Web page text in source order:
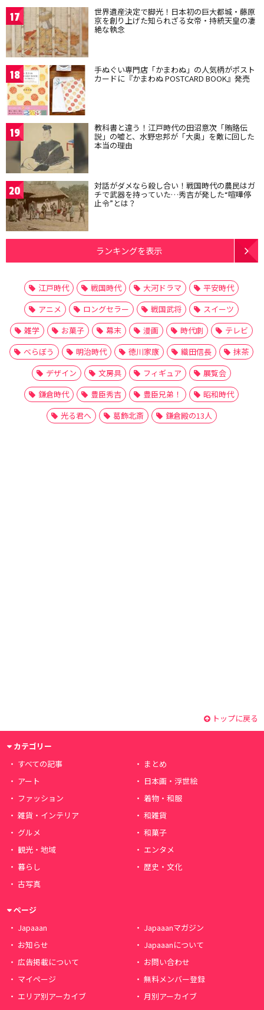
17 世界遺産決定で脚光！日本初の巨大都城・藤原
京を創り上げた知られざる女帝・持統天皇の凄
絶な執念
18 手ぬぐい専門店「かまわぬ」の人気柄がポスト
カードに『かまわぬ POSTCARD BOOK』発売
19 教科書と違う！江戸時代の田沼意次「賄賂伝
説」の嘘と、水野忠邦が「大奥」を敵に回した
本当の理由
20 対話がダメなら殺し合い！戦国時代の農民はガ
チで武器を持っていた…秀吉が発した“喧嘩停
止令”とは？
ランキングを表示
江戸時代 戦国時代 大河ドラマ
平安時代
アニメ
ロングセラー 戦国武将
スイーツ
雑学
お菓子 幕末 漫画 時代劇
テレビ
べらぼう
明治時代 徳川家康 織田信長
抹茶
デザイン
文房具 フィギュア
展覧会
鎌倉時代
豊臣秀吉 豊臣兄弟！
昭和時代
光る君へ
葛飾北斎 鎌倉殿の13人
トップに戻る
カテゴリー
すべての記事
まとめ
アート
日本画・浮世絵
ファッション
着物・和服
雑貨・インテリア
和雑貨
グルメ
和菓子
観光・地域
エンタメ
暮らし
歴史・文化
古写真
ページ
Japaaan
Japaaanマガジン
お知らせ
Japaaanについて
広告掲載について
お問い合わせ
マイページ
無料メンバー登録
エリア別アーカイブ
月別アーカイブ